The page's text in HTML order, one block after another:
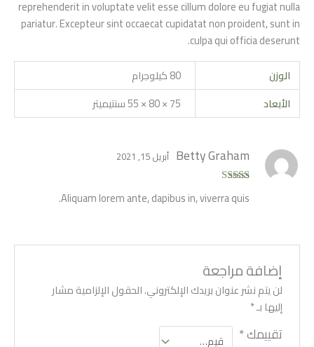
reprehenderit in voluptate velit esse cillum dolore eu fugiat nulla
pariatur. Excepteur sint occaecat cupidatat non proident, sunt in
culpa qui officia deserunt.
الوزن
80 كيلوجرام
الأبعاد
75 × 80 × 55 سنتيميتر
من 5
Betty Graham أبريل 15, 2021
Aliquam lorem ante, dapibus in, viverra quis.
إضافة مراجعة
لن يتم نشر عنوان بريدك الإلكتروني.الحقول الإلزامية مشار
إليها بـ*
تقييمك*